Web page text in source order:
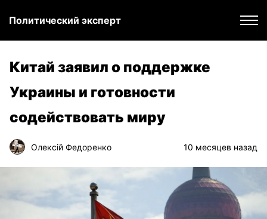
Политический эксперт
Китай заявил о поддержке
Украины и готовности
содействовать миру
Олексій Федоренко 10 месяцев назад